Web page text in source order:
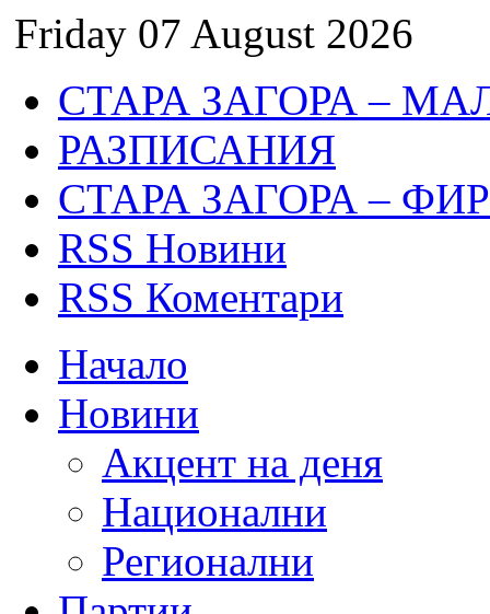
Friday 07 August 2026
СТАРА ЗАГОРА –
РАЗПИСАНИЯ
СТАРА ЗАГОРА –
RSS Новини
RSS Коментари
Начало
Новини
Акцент на деня
Национални
Регионални